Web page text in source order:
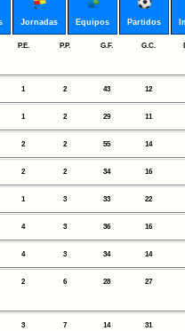
Jornadas Equipos Partidos
P.E. P.P. G.F. G.C.
1 2 43 12
1 2 29 11
2 2 55 14
2 2 34 16
1 3 33 22
4 3 36 16
4 3 34 14
2 6 28 27
3 7 14 31